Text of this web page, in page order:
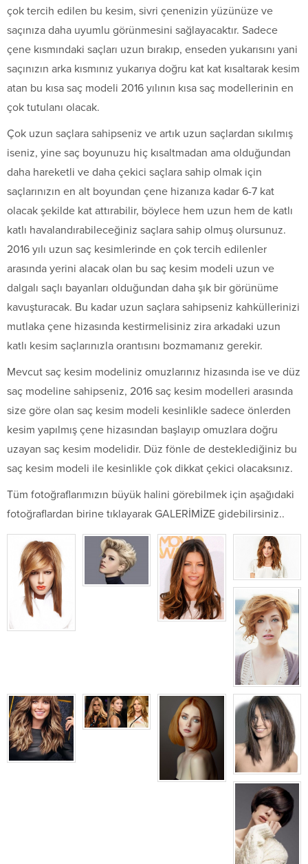
çok tercih edilen bu kesim, sivri çenenizin yüzünüze ve
saçınıza daha uyumlu görünmesini sağlayacaktır. Sadece
çene kısmındaki saçları uzun bırakıp, enseden yukarısını yani
saçınızın arka kısmınız yukarıya doğru kat kat kısaltarak kesim
atan bu kısa saç modeli 2016 yılının kısa saç modellerinin en
çok tutulanı olacak.
Çok uzun saçlara sahipseniz ve artık uzun saçlardan sıkılmış
iseniz, yine saç boyunuzu hiç kısaltmadan ama olduğundan
daha hareketli ve daha çekici saçlara sahip olmak için
saçlarınızın en alt boyundan çene hizanıza kadar 6-7 kat
olacak şekilde kat attırabilir, böylece hem uzun hem de katlı
katlı havalandırabileceğiniz saçlara sahip olmuş olursunuz.
2016 yılı uzun saç kesimlerinde en çok tercih edilenler
arasında yerini alacak olan bu saç kesim modeli uzun ve
dalgalı saçlı bayanları olduğundan daha şık bir görünüme
kavuşturacak. Bu kadar uzun saçlara sahipseniz kahküllerinizi
mutlaka çene hizasında kestirmelisiniz zira arkadaki uzun
katlı kesim saçlarınızla orantısını bozmamanız gerekir.
Mevcut saç kesim modeliniz omuzlarınız hizasında ise ve düz
saç modeline sahipseniz, 2016 saç kesim modelleri arasında
size göre olan saç kesim modeli kesinlikle sadece önlerden
kesim yapılmış çene hizasından başlayıp omuzlara doğru
uzayan saç kesim modelidir. Düz fönle de desteklediğiniz bu
saç kesim modeli ile kesinlikle çok dikkat çekici olacaksınız.
Tüm fotoğraflarımızın büyük halini görebilmek için aşağıdaki
fotoğraflardan birine tıklayarak GALERİMİZE gidebilirsiniz..